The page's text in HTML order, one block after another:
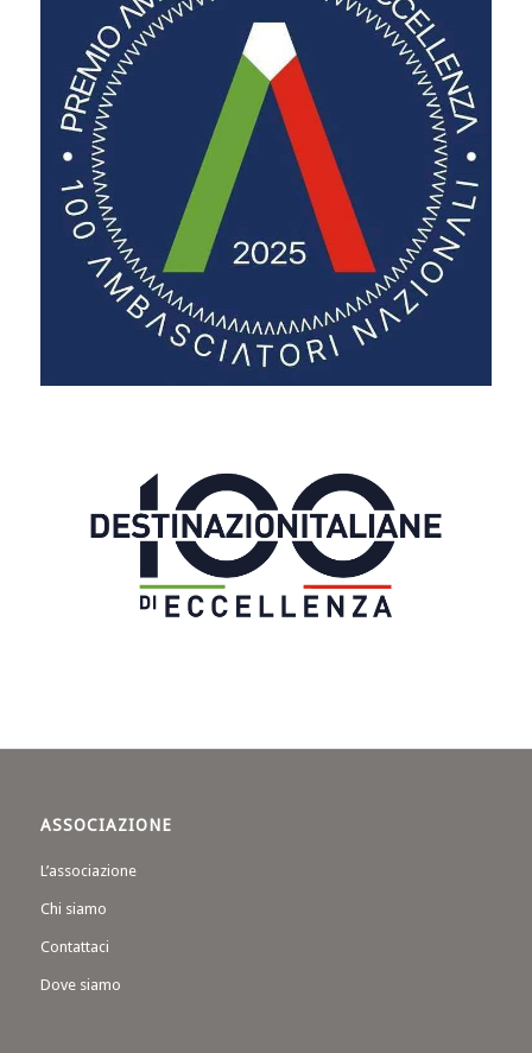
ASSOCIAZIONE
L’associazione
Chi siamo
Contattaci
Dove siamo